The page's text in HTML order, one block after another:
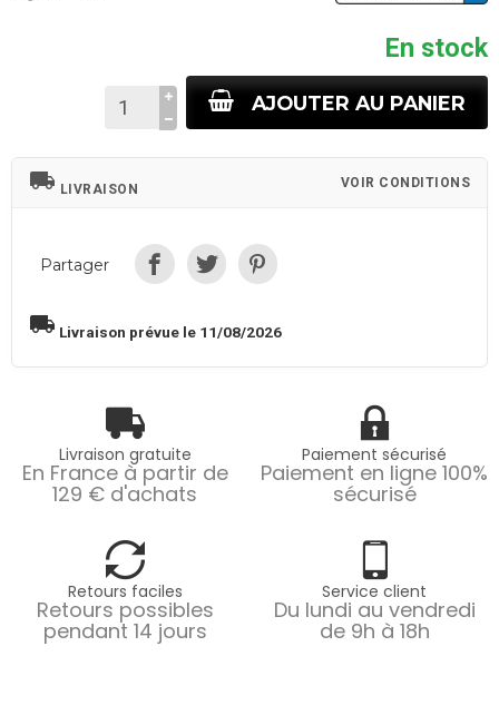
En stock
AJOUTER AU PANIER
local_shipping LIVRAISON VOIR CONDITIONS
Partager
local_shipping Livraison prévue le 11/08/2026
Livraison gratuite
En France à partir de
129 € d'achats
Paiement sécurisé
Paiement en ligne 100%
sécurisé
Retours faciles
Retours possibles
pendant 14 jours
Service client
Du lundi au vendredi
de 9h à 18h